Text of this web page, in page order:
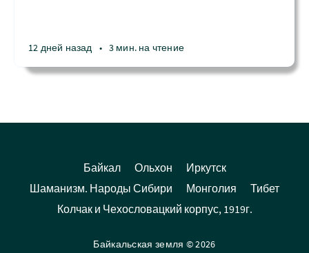
12 дней назад • 3 мин. на чтение
Байкал Ольхон
Иркутск
Шаманизм. Народы Сибири
Монголия
Тибет
Колчак и Чехословацкий корпус, 1919г.
Байкальская земля © 2026